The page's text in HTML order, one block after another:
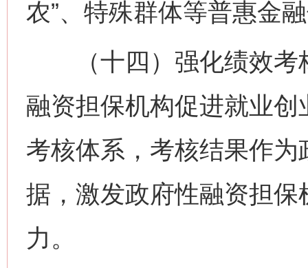
农”、特殊群体等普惠金
（十四）强化绩效考
融资担保机构促进就业
考核体系，考核结果作
据，激发政府性融资担
力。